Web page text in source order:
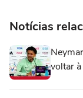
Notícias
voltar